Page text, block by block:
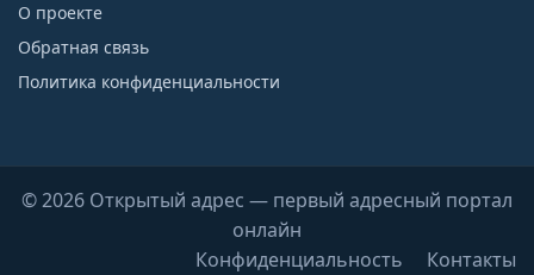
О проекте
Обратная связь
Политика конфиденциальности
© 2026 Открытый адрес — первый адресный портал
онлайн
Конфиденциальность
Контакты